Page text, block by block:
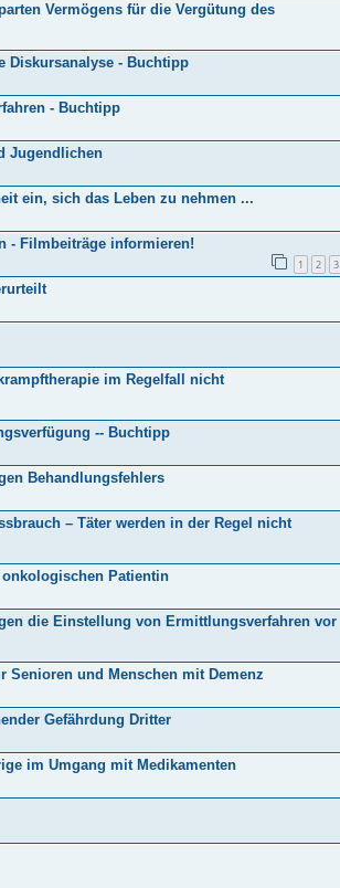
Vermögens für die Vergütung des
Diskursanalyse - Buchtipp
- Buchtipp
Jugendlichen
ein, sich das Leben zu nehmen ...
- Filmbeiträge informieren!
1 2 3
im Regelfall nicht
-- Buchtipp
Behandlungsfehlers
– Täter werden in der Regel nicht
Patientin
die Einstellung von Ermittlungsverfahren vor
und Menschen mit Demenz
Gefährdung Dritter
im Umgang mit Medikamenten